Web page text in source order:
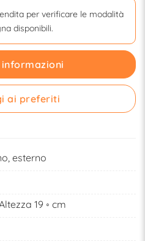
per verificare le modalità
disponibili.
informazioni
ai preferiti
esterno
19 ◦ cm